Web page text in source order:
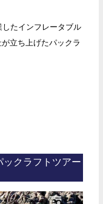
したインフレータブル
が立ち上げたパックラ
クラフトツアー